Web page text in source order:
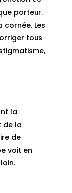
porteur.
cornée. Les
tous
la
de la
de
voit en